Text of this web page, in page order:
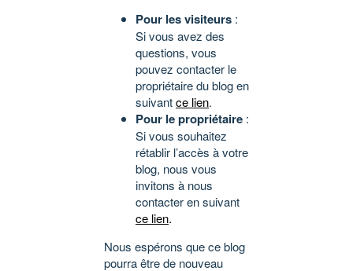
Pour les visiteurs :
Si vous avez des
questions, vous
pouvez contacter le
propriétaire du blog en
suivantce lien.
Pour le propriétaire :
Si vous souhaitez
rétablir l’accès à votre
blog, nous vous
invitons à nous
contacter en suivant
ce lien.
Nous espérons que ce blog
pourra être de nouveau